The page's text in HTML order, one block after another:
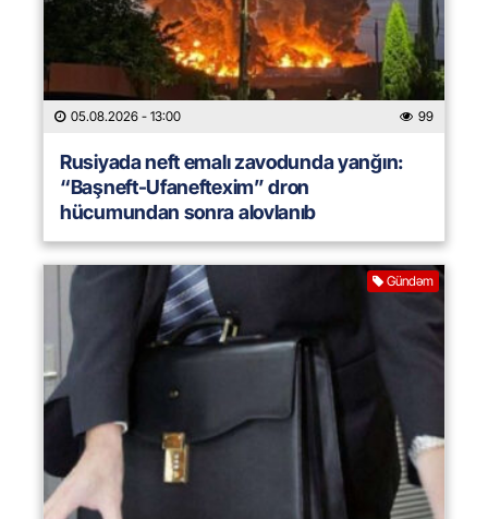
05.08.2026 - 13:00 99
Rusiyada neft emalı zavodunda yanğın:
“Başneft-Ufaneftexim” dron
hücumundan sonra alovlanıb
Gündəm